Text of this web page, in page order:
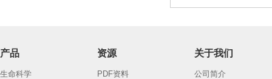
产品
生命科学
资源
PDF资料
关于我们
公司简介